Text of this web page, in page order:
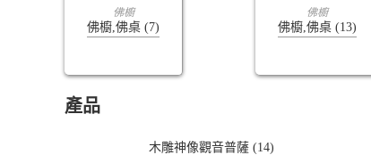
查看內容
佛櫥
佛櫥,佛桌 (7)
查看內容
佛櫥
佛櫥,佛桌 (13)
產品
木雕神像觀音普薩 (14)